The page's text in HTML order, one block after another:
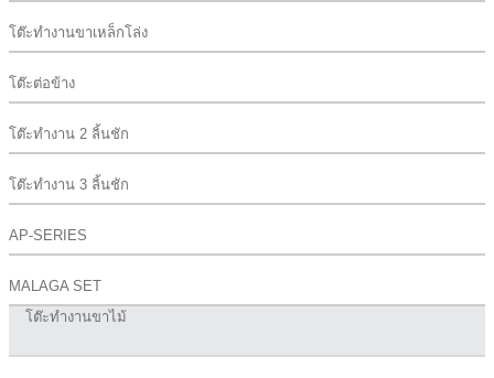
โต๊ะทำงานขาเหล็กโล่ง
โต๊ะต่อข้าง
โต๊ะทำงาน 2 ลิ้นชัก
โต๊ะทำงาน 3 ลิ้นชัก
AP-SERIES
MALAGA SET
โต๊ะทำงานขาไม้